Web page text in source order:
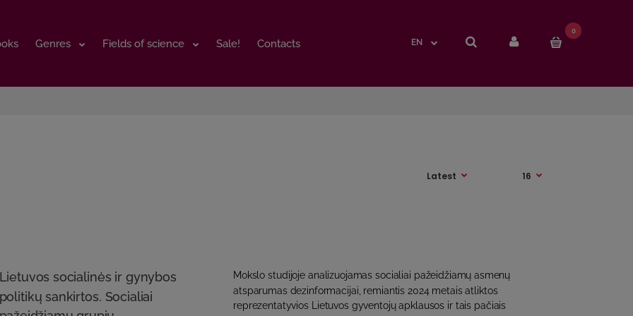
Genres Fields of science Sale! Contacts EN
0
Genres Fields of science Sale! Contacts EN
0
Lietuvos socialinės ir gynybos
politikų sankirtos. Socialiai
Mokslo studijoje analizuojamas socialiai pažeidžiamų asmenų
atsparumas dezinformacijai, remiantis 2024 metais atliktos
reprezentatyvios Lietuvos gyventojų apklausos ir tais pačiais